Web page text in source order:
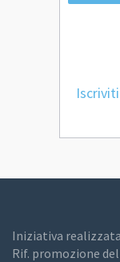
Iniziativa
Rif. promozione